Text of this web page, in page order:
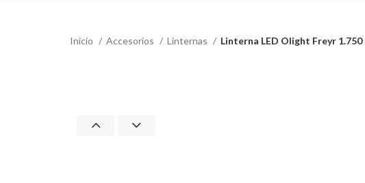
Inicio Accesorios Linternas Linterna LED Olight Freyr